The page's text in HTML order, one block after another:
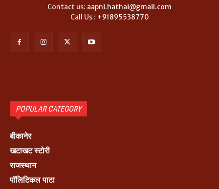
Contact us: aapni.hathai@gmail.com
Call Us : +91895538770
POPULAR CATEGORY
बीकानेर
खटाखट स्टोरी
राजस्थान
पॉलिटिकल पाटा